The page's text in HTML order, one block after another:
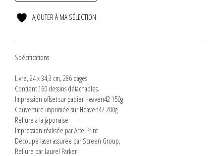
AJOUTER À MA SÉLECTION
Spécifications
Livre, 24 x 34,3 cm, 286 pages
Contient 160 dessins détachables.
Impression offset sur papier Heaven42 150g
Couverture imprimée sur Heaven42 200g
Reliure à la japonaise
Impression réalisée par Arte-Print
Découpe laser assurée par Screen Group,
Reliure par Laurel Parker